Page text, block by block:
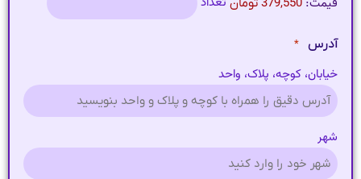
آدرس *
خیابان، کوچه، پلاک، واحد
شهر